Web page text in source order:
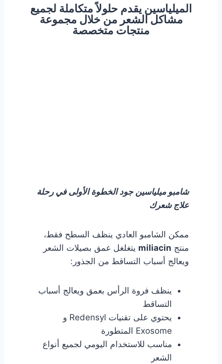
الميلياسين يقدم حلولاً متكاملة لجميع
مشاكل الشعر من خلال مجموعة
منتجات متخصصة
شامبو ميلياسين جود الخطوة الأولى في رحلة
علاج شعرك
ممكن الشامبو العادي ينظف السطح فقط،
منتج miliacin يتغلغل عمق بصيلات الشعر
ويعالج أسباب التساقط من الجذور:
ينظف فروة الرأس بعمق ويعالج أسباب
التساقط
يحتوي على تقنيات Redensyl و
Exosome المتطورة
مناسب للاستخدام اليومي لجميع أنواع
الشعر